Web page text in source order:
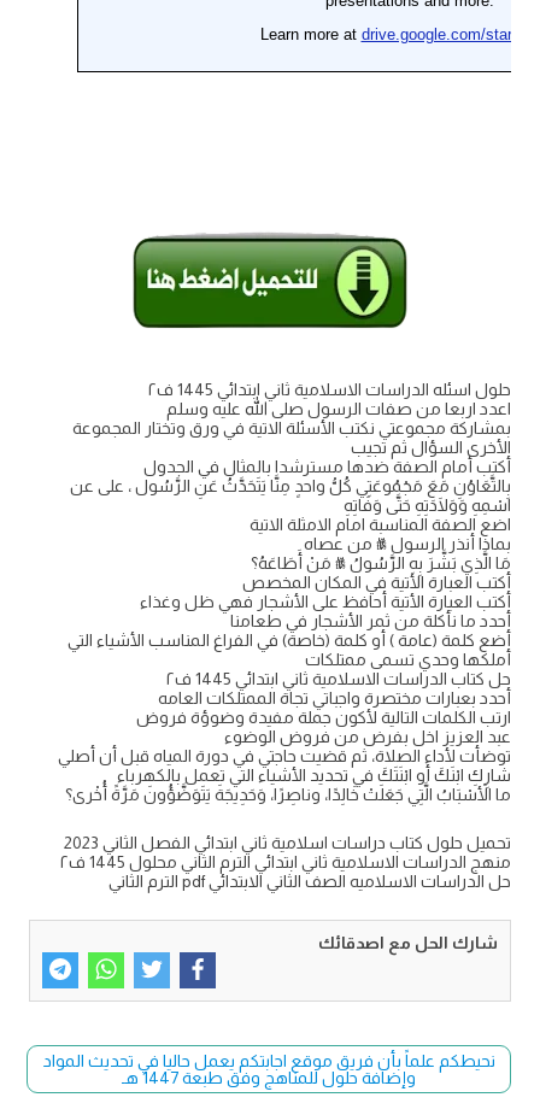
حلول اسئله الدراسات الاسلامية ثاني ابتدائي 1445 ف٢
اعدد اربعا من صفات الرسول صلى الله عليه وسلم
بمشاركة مجموعتي نكتب الأسئلة الاتية في ورق وتختار المجموعة
الأخرى السؤال ثم تجيب
أكتب أمام الصفة ضدها مسترشدا بالمثال في الجدول
بِالتَّعَاوُنِ مَعَ مَجْمُوعَتِي كُلُّ واحدٍ مِنَّا يَتَحَدَّثُ عَنِ الرَّسُول ، على عن
اسْمِهِ وَوَلَادَتِهِ حَتَّى وَفَاتِهِ
اضع الصفة المناسبة امام الامثلة الاتية
بماذا أنذر الرسول ﷺ من عصاه
مَا الَّذِي بَشَّرَ بِهِ الرَّسُولُ ﷺ مَنْ أَطَاعَهُ؟
أكتب العبارة الأتية في المكان المخصص
أكتب العبارة الأتية أحافظ على الأشجار فهي ظل وغذاء
أحدد ما نأكلة من ثمر الأشجار في طعامنا
أضع كلمة (عامة ) أو كلمة (خاصة) في الفراغ المناسب الأشياء التي
أملكها وحدي تسمى ممتلكات
حل كتاب الدراسات الاسلامية ثاني ابتدائي 1445 ف٢
أحدد بعبارات مختصرة واجباتي تجاة الممتلكات العامه
ارتب الكلمات التالية لأكون جملة مفيدة وضوؤة فروض
عبد العزيز اخل بفرض من فروض الوضوء
توضأت لأداء الصلاة، ثم قضيت حاجتي في دورة المياه قبل أن أصلي
شارِكِ ابْنَكَ أو ابْنَتَكَ في تحديد الأشياء التي تعمل بالكهرباء
ما الأَسْبَابُ الَّتِي جَعَلَتْ خَالِدًا، وناصِرًا، وَحَدِيجَةَ يَتَوَضَّؤُونَ مَرَّةً أُخْرى؟
تحميل حلول كتاب دراسات اسلامية ثاني ابتدائي الفصل الثاني 2023
منهج الدراسات الاسلامية ثاني ابتدائي الترم الثاني محلول 1445 ف٢
حل الدراسات الاسلاميه الصف الثاني الابتدائي pdf الترم الثاني
شارك الحل مع اصدقائك
نحيطكم علماً بأن فريق موقع اجابتكم يعمل حاليا في تحديث المواد
وإضافة حلول للمناهج وفق طبعة 1447 هـ